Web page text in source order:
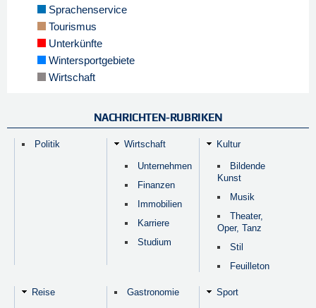
Sprachenservice
Tourismus
Unterkünfte
Wintersportgebiete
Wirtschaft
NACHRICHTEN-RUBRIKEN
Politik Wirtschaft
Unternehmen
Finanzen
Immobilien
Karriere
Studium
Kultur
Bildende
Kunst
Musik
Theater,
Oper, Tanz
Stil
Feuilleton
Reise Gastronomie Sport